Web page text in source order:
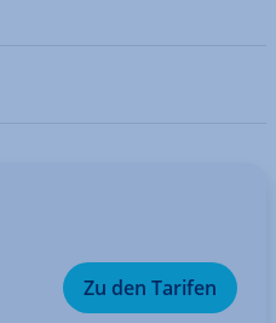
Zu den Tarifen